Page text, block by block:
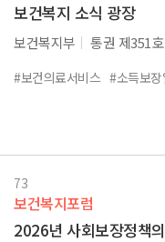
보건복지 소식 광장
보건복지부 통권 제351호
#보건의료서비스 #소득보장
73
보건복지포럼